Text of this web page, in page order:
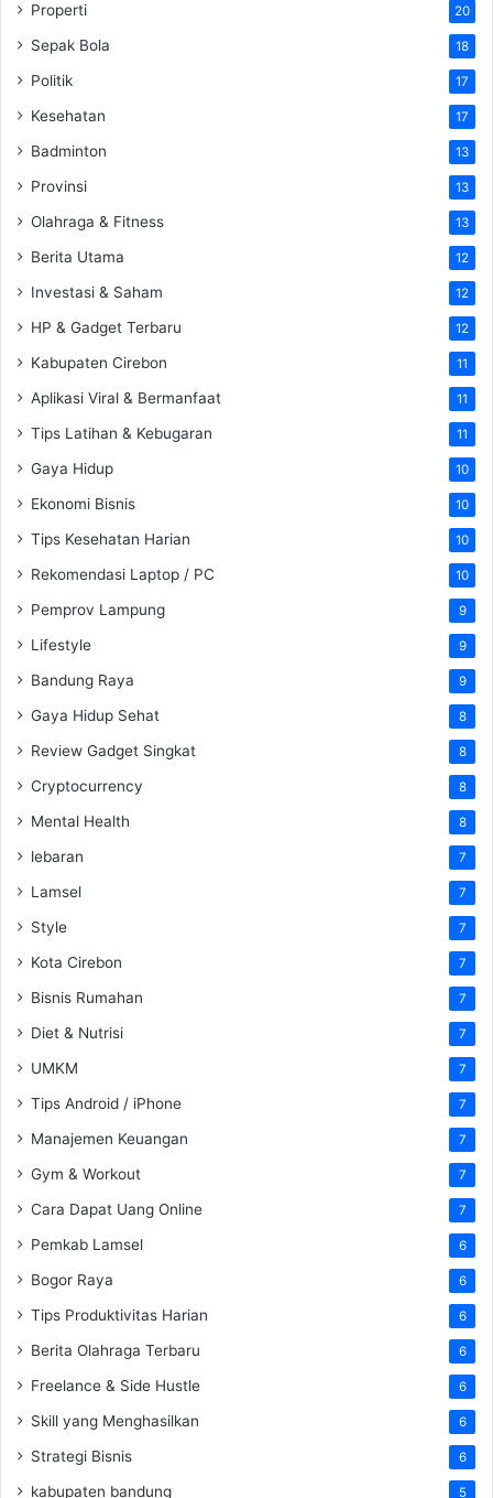
Properti 20
Sepak Bola 18
Politik 17
Kesehatan 17
Badminton 13
Provinsi 13
Olahraga & Fitness 13
Berita Utama 12
Investasi & Saham 12
HP & Gadget Terbaru 12
Kabupaten Cirebon 11
Aplikasi Viral & Bermanfaat 11
Tips Latihan & Kebugaran 11
Gaya Hidup 10
Ekonomi Bisnis 10
Tips Kesehatan Harian 10
Rekomendasi Laptop / PC 10
Pemprov Lampung 9
Lifestyle 9
Bandung Raya 9
Gaya Hidup Sehat 8
Review Gadget Singkat 8
Cryptocurrency 8
Mental Health 8
lebaran 7
Lamsel 7
Style 7
Kota Cirebon 7
Bisnis Rumahan 7
Diet & Nutrisi 7
UMKM 7
Tips Android / iPhone 7
Manajemen Keuangan 7
Gym & Workout 7
Cara Dapat Uang Online 7
Pemkab Lamsel 6
Bogor Raya 6
Tips Produktivitas Harian 6
Berita Olahraga Terbaru 6
Freelance & Side Hustle 6
Skill yang Menghasilkan 6
Strategi Bisnis 6
kabupaten bandung 5